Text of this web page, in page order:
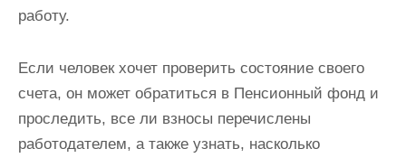
работу.
Если человек хочет проверить состояние своего
счета, он может обратиться в Пенсионный фонд и
проследить, все ли взносы перечислены
работодателем, а также узнать, насколько